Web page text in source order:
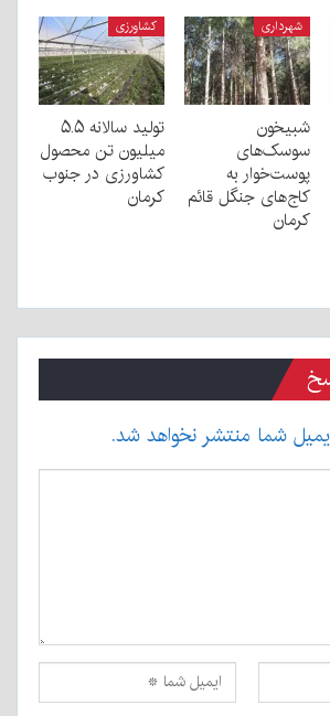
شهرداری
شبیخون
سوسک‌های
پوست‌خوار به
کاج‌های جنگل قائم
کرمان
کشاورزی
تولید سالانه ۵.۵
میلیون تن محصول
کشاورزی در جنوب
کرمان
شما منتشر نخواهد شد.